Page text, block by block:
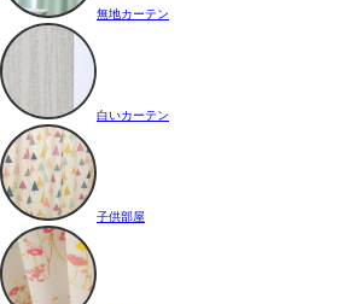
無地カーテン
白いカーテン
子供部屋